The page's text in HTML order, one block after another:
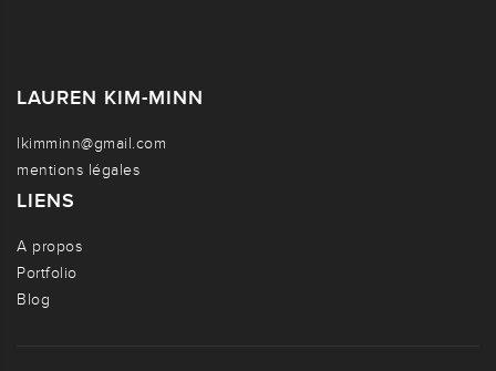
LAUREN KIM-MINN
lkimminn@gmail.com
mentions légales
LIENS
A propos
Portfolio
Blog